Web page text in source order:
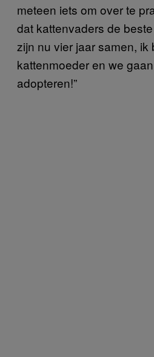
meteen iets om over te
dat kattenvaders de
zijn nu vier jaar samen, ik
kattenmoeder en we
adopteren!”